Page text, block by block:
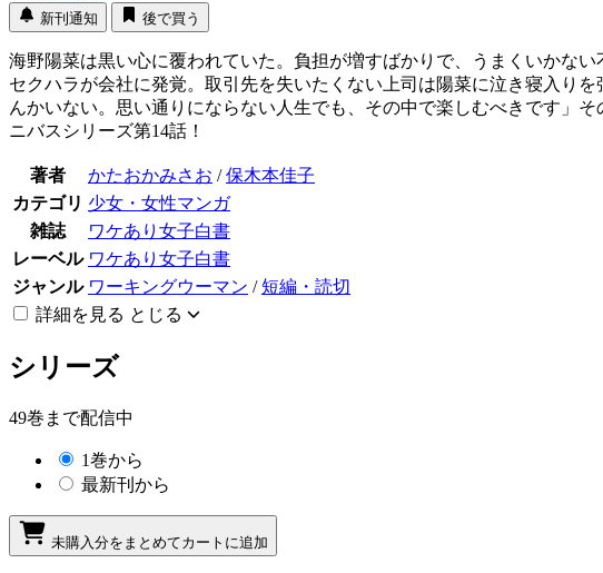
新刊通知 後で買う
海野陽菜は黒い心に覆われていた。負担が増すばかりで、うまくいかな
セクハラが会社に発覚。取引先を失いたくない上司は陽菜に泣き寝入り
んかいない。思い通りにならない人生でも、その中で楽しむべきです
ニバスシリーズ第14話！
著者 かたおかみさお /保木本佳子
カテゴリ 少女・女性マンガ
雑誌
ワケあり女子白書
レーベル ワケあり女子白書
ジャンル ワーキングウーマン /短編・読切
詳細を見る とじる
シリーズ
49巻まで配信中
1巻から
最新刊から
未購入分をまとめてカートに追加